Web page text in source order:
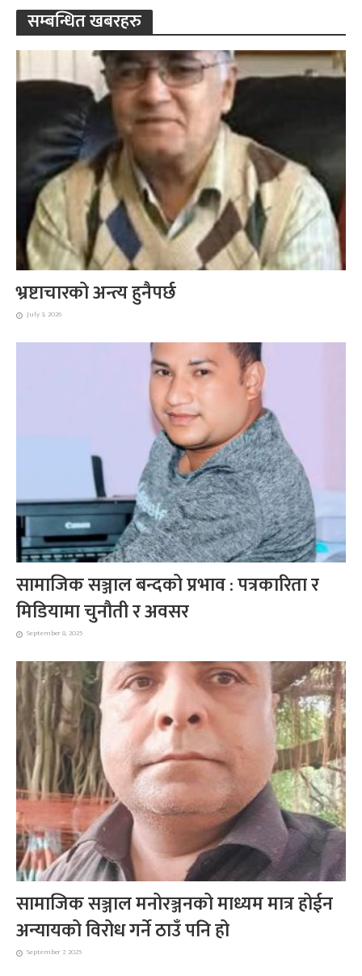
सम्बन्धित खबरहरु
भ्रष्टाचारको अन्त्य हुनैपर्छ
July 3, 2026
सामाजिक सञ्जाल बन्दको प्रभाव : पत्रकारिता र
मिडियामा चुनौती र अवसर
September 8, 2025
सामाजिक सञ्जाल मनोरञ्जनको माध्यम मात्र होईन
अन्यायको विरोध गर्ने ठाउँ पनि हो
September 7, 2025